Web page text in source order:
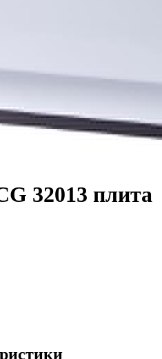
32013 плита